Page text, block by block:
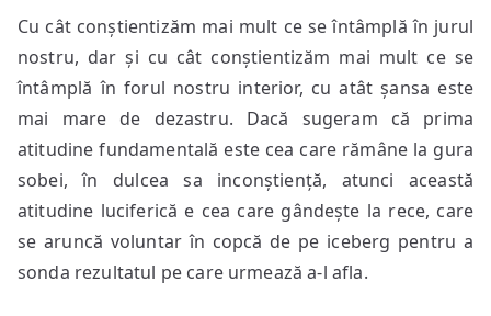
Cu cât conștientizăm mai mult ce se întâmplă în jurul
nostru, dar și cu cât conștientizăm mai mult ce se
întâmplă în forul nostru interior, cu atât șansa este
mai mare de dezastru. Dacă sugeram că prima
atitudine fundamentală este cea care rămâne la gura
sobei, în dulcea sa inconștiență, atunci această
atitudine luciferică e cea care gândește la rece, care
se aruncă voluntar în copcă de pe iceberg pentru a
sonda rezultatul pe care urmează a-l afla.